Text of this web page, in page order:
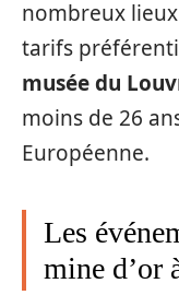
nombreux
tarifs
musée du
moins de 26
Européenne.
Les
mine d’or